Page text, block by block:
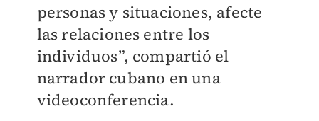
personas y situaciones, afecte
las relaciones entre los
individuos”, compartió el
narrador cubano en una
videoconferencia.